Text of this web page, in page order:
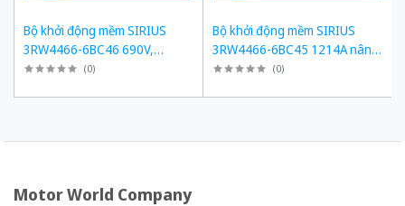
Bộ khởi động mềm SIRIUS
3RW4466-6BC46 690V,
1214A, 1200kW
(0)
Bộ khởi động mềm SIRIUS
3RW4466-6BC45 1214A nâng
cấp 3RW5558-6HA16
(0)
Motor World Company